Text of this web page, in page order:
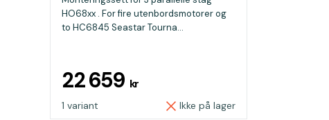
HO68xx . For fire utenbordsmotorer og
to HC6845 Seastar Tourna...
22 659 kr
1 variant Ikke på lager